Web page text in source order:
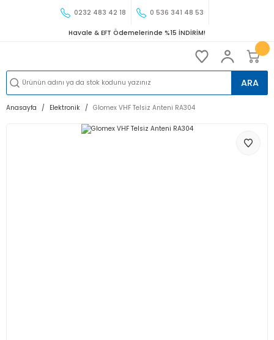
0232 483 42 18 0 536 341 48 53
Havale & EFT Ödemelerinde %15 İNDİRİM!
ARA
Anasayfa Elektronik Glomex VHF Telsiz Anteni RA304